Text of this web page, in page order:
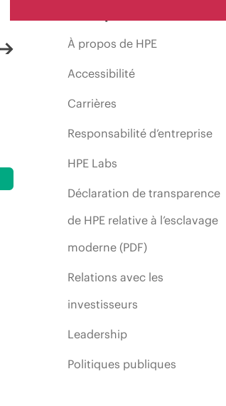
À propos de HPE
Accessibilité
Carrières
Responsabilité d’entreprise
HPE Labs
Déclaration de transparence
de HPE relative à l’esclavage
moderne (PDF)
Relations avec les
investisseurs
Leadership
Politiques publiques